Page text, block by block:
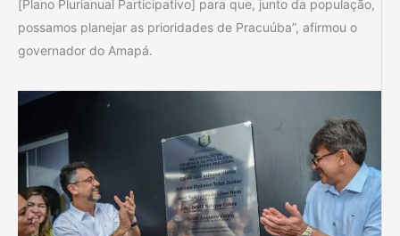
[Plano Plurianual Participativo] para que, junto da população,
possamos planejar as prioridades de Pracuúba”, afirmou o
governador do Amapá.